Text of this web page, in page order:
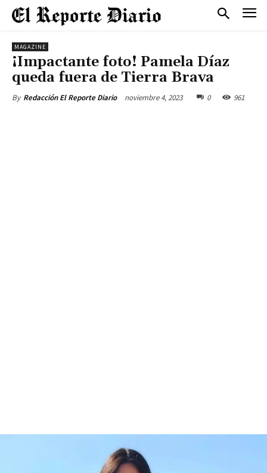
MAGAZINE
¡Impactante foto! Pamela Díaz
queda fuera de Tierra Brava
By Redacción El Reporte Diario noviembre 4, 2023 0 961